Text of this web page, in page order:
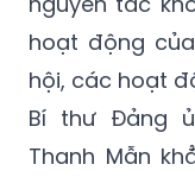
hoạt động
hội, các hoạt
Bí thư Đảng
Thanh Mẫn